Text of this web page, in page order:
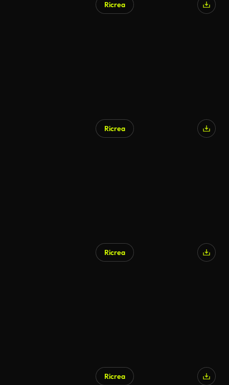
Ricrea
Ricrea
Ricrea
Ricrea